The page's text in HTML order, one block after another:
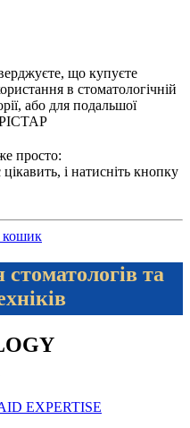
що купуєте
в стоматологічній
або для подальшої
просто:
і натисніть кнопку
кошик
та
EXPERTISE